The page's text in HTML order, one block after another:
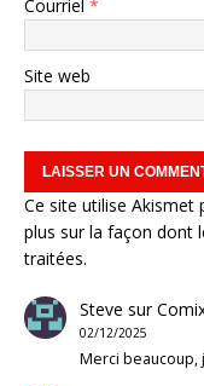
Courriel *
Site web
Ce site utilise Akismet
plus sur la façon dont
traitées.
Steve sur
02/12/2025
Merci beaucoup,